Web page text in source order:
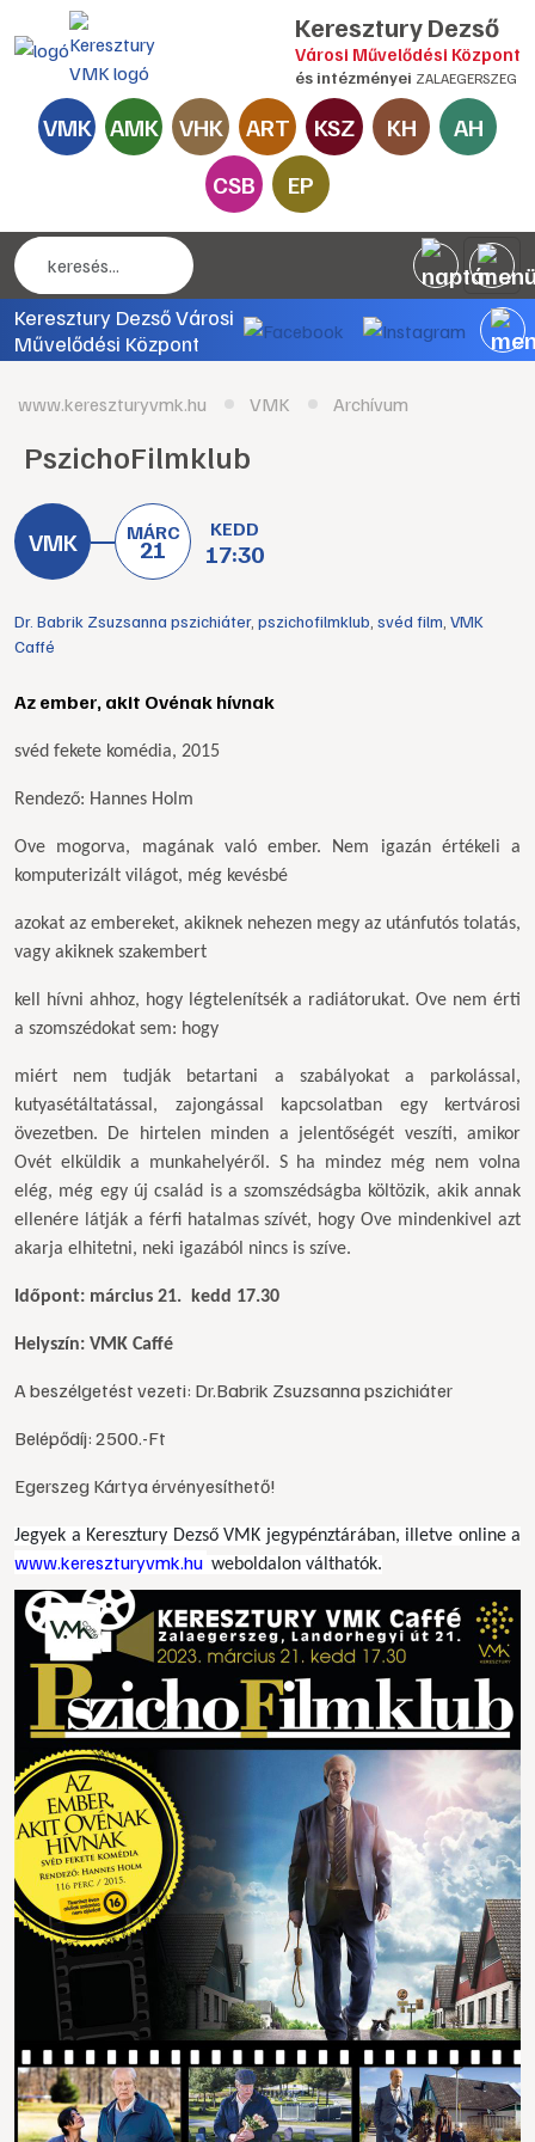
Keresztury Dezső
Városi Művelődési Központ
és intézményei ZALAEGERSZEG
VMK AMK VHK ART KSZ KH
AH
CSB
EP
Keresztury Dezső Városi
Művelődési Központ
www.kereszturyvmk.hu VMK Archívum
PszichoFilmklub
MÁRC
21
KEDD
17:30
Dr. Babrik Zsuzsanna pszichiáter, pszichofilmklub svéd film VMK
Caffé
Az ember, akit Ovénak hívnak
svéd fekete komédia, 2015
Rendező: Hannes Holm
Ove mogorva, magának való ember. Nem igazán értékeli a
komputerizált világot, még kevésbé
azokat az embereket, akiknek nehezen megy az utánfutós tolatás,
vagy akiknek szakembert
kell hívni ahhoz, hogy légtelenítsék a radiátorukat. Ove nem érti
a szomszédokat sem: hogy
miért nem tudják betartani a szabályokat a parkolással,
kutyasétáltatással, zajongással kapcsolatban egy kertvárosi
övezetben. De hirtelen minden a jelentőségét veszíti, amikor
Ovét elküldik a munkahelyéről. S ha mindez még nem volna
elég, még egy új család is a szomszédságba költözik, akik annak
ellenére látják a férfi hatalmas szívét, hogy Ove mindenkivel azt
akarja elhitetni, neki igazából nincs is szíve.
Időpont: március 21. kedd 17.30
Helyszín: VMK Caffé
A beszélgetést vezeti: Dr.Babrik Zsuzsanna pszichiáter
Belépődíj: 2500.-Ft
Egerszeg Kártya érvényesíthető!
Jegyek a Keresztury Dezső VMK jegypénztárában, illetve online a
www.kereszturyvmk.hu weboldalon válthatók.